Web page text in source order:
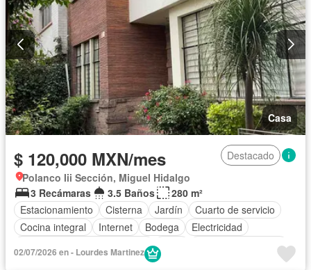
Casa
$ 120,000 MXN/mes
Destacado
Polanco Iii Sección, Miguel Hidalgo
3 Recámaras
3.5 Baños
280 m²
Estacionamiento
Cisterna Jardín
Cuarto de servicio
Cocina integral
Internet Bodega
Electricidad
Circuito cerrado de televisión
Cuarto de Limpieza
Recámara con closet
02/07/2026 en - Lourdes Martinez